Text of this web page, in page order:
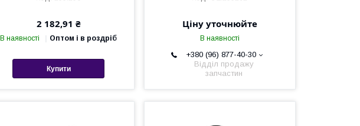
2 182,91 ₴
В наявності Оптом і в роздріб
Купити
Ціну уточнюйте
В наявності
+380 (96) 877-40-30
Відділ продажу
запчастин